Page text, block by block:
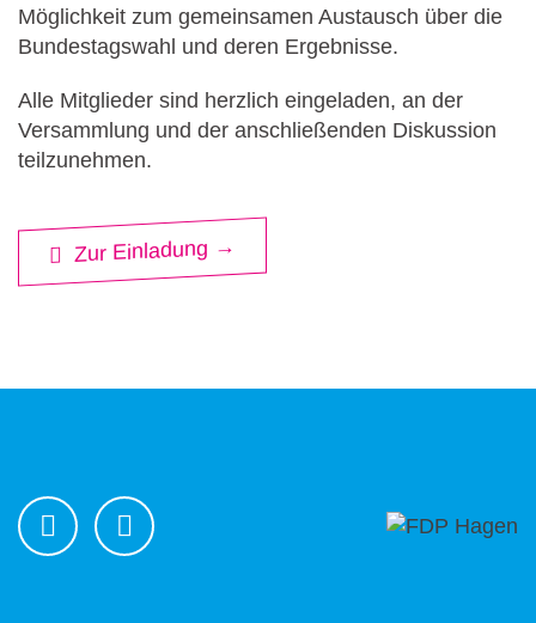
Möglichkeit zum gemeinsamen Austausch über die
Bundestagswahl und deren Ergebnisse.
Alle Mitglieder sind herzlich eingeladen, an der
Versammlung und der anschließenden Diskussion
teilzunehmen.
Zur Einladung →